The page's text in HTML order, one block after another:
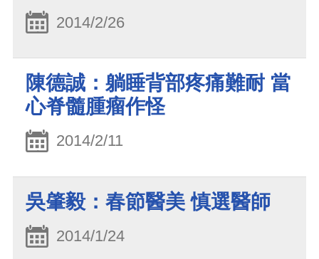
2014/2/26
陳德誠：躺睡背部疼痛難耐 當
心脊髓腫瘤作怪
2014/2/11
吳肇毅：春節醫美 慎選醫師
2014/1/24